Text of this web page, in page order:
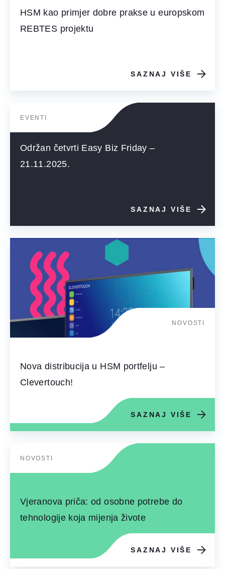
HSM kao primjer dobre prakse u europskom
REBTES projektu
SAZNAJ VIŠE
EVENTI
Održan četvrti Easy Biz Friday –
21.11.2025.
SAZNAJ VIŠE
NOVOSTI
Nova distribucija u HSM portfelju –
Clevertouch!
SAZNAJ VIŠE
NOVOSTI
Vjeranova priča: od osobne potrebe do
tehnologije koja mijenja živote
SAZNAJ VIŠE